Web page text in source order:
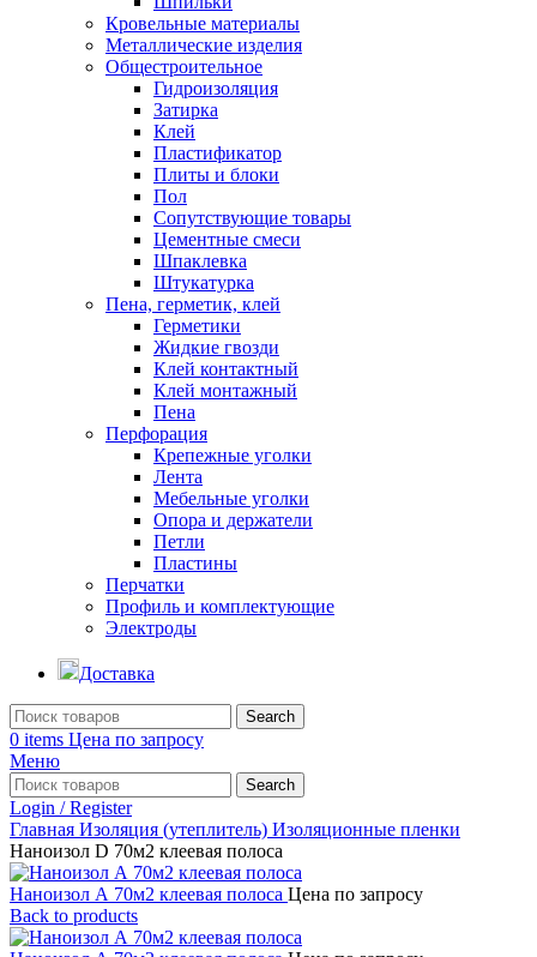
Кровельные материалы
Металлические изделия
Общестроительное
Гидроизоляция
Затирка
Клей
Пластификатор
Плиты и блоки
Пол
Сопутствующие товары
Цементные смеси
Шпаклевка
Штукатурка
Пена, герметик, клей
Герметики
Жидкие гвозди
Клей контактный
Клей монтажный
Пена
Перфорация
Крепежные уголки
Лента
Мебельные уголки
Опора и держатели
Петли
Пластины
Перчатки
Профиль и комплектующие
Электроды
Доставка
Search
0 items Цена по запросу
Меню
Search
Login / Register
Главная Изоляция (утеплитель) Изоляционные пленки
Наноизол D 70м2 клеевая полоса
Наноизол А 70м2 клеевая полоса Цена по запросу
Back to products